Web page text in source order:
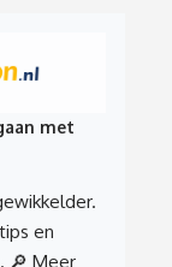
met
en
🔎 Meer